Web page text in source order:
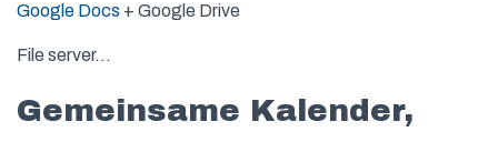
Google Docs + Google Drive
File server…
Gemeinsame Kalender,